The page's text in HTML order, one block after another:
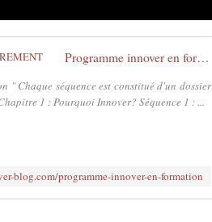
Programme innover en formation - APPRENDRE AUTREMENT
" Chaque séquence est constitué d'un dossier
1 : Pourquoi Innover? Séquence 1 : ...
blog.com/programme-innover-en-formation